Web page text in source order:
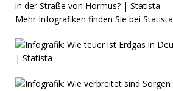
Mehr Infografiken finden Sie bei Statista